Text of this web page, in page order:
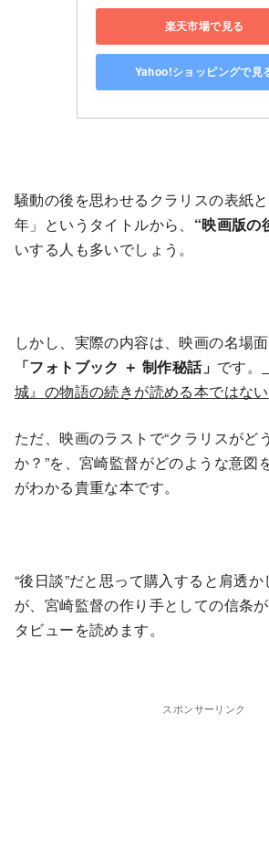
楽天市場で見る
Yahoo!ショッピングで見
騒動の後を思わせるクラリスの表紙
年」というタイトルから、 “映画版の
いする人も多いでしょう。
しかし、実際の内容は、映画の名場
「フォトブック ＋ 制作秘話」 です。
城』の物語の続きが読める本ではない
ただ、映画のラストで“クラリスがど
か？”を、宮崎監督がどのような意図
がわかる貴重な本です。
“後日談”だと思って購入すると肩透
が、宮崎監督の作り手としての信条
タビューを読めます。
スポンサーリンク